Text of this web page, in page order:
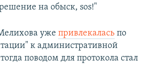
на обыск, sos!"
уже привлекалась по
к административной
поводом для протокола стал